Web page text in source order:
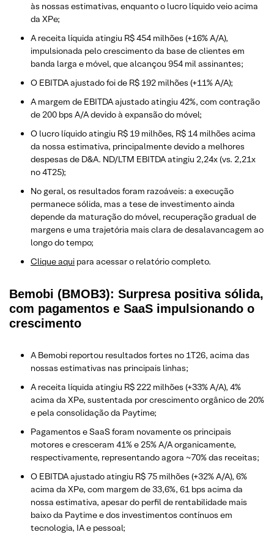
às nossas estimativas, enquanto o lucro líquido veio acima
da XPe;
A receita líquida atingiu R$ 454 milhões (+16% A/A),
impulsionada pelo crescimento da base de clientes em
banda larga e móvel, que alcançou 954 mil assinantes;
O EBITDA ajustado foi de R$ 192 milhões (+11% A/A);
A margem de EBITDA ajustado atingiu 42%, com contração
de 200 bps A/A devido à expansão do móvel;
O lucro líquido atingiu R$ 19 milhões, R$ 14 milhões acima
da nossa estimativa, principalmente devido a melhores
despesas de D&A. ND/LTM EBITDA atingiu 2,24x (vs. 2,21x
no 4T25);
No geral, os resultados foram razoáveis: a execução
permanece sólida, mas a tese de investimento ainda
depende da maturação do móvel, recuperação gradual de
margens e uma trajetória mais clara de desalavancagem ao
longo do tempo;
Clique aqui para acessar o relatório completo.
Bemobi (BMOB3): Surpresa positiva sólida,
com pagamentos e SaaS impulsionando o
crescimento
A Bemobi reportou resultados fortes no 1T26, acima das
nossas estimativas nas principais linhas;
A receita líquida atingiu R$ 222 milhões (+33% A/A), 4%
acima da XPe, sustentada por crescimento orgânico de 20%
e pela consolidação da Paytime;
Pagamentos e SaaS foram novamente os principais
motores e cresceram 41% e 25% A/A organicamente,
respectivamente, representando agora ~70% das receitas;
O EBITDA ajustado atingiu R$ 75 milhões (+32% A/A), 6%
acima da XPe, com margem de 33,6%, 61 bps acima da
nossa estimativa, apesar do perfil de rentabilidade mais
baixo da Paytime e dos investimentos contínuos em
tecnologia, IA e pessoal;